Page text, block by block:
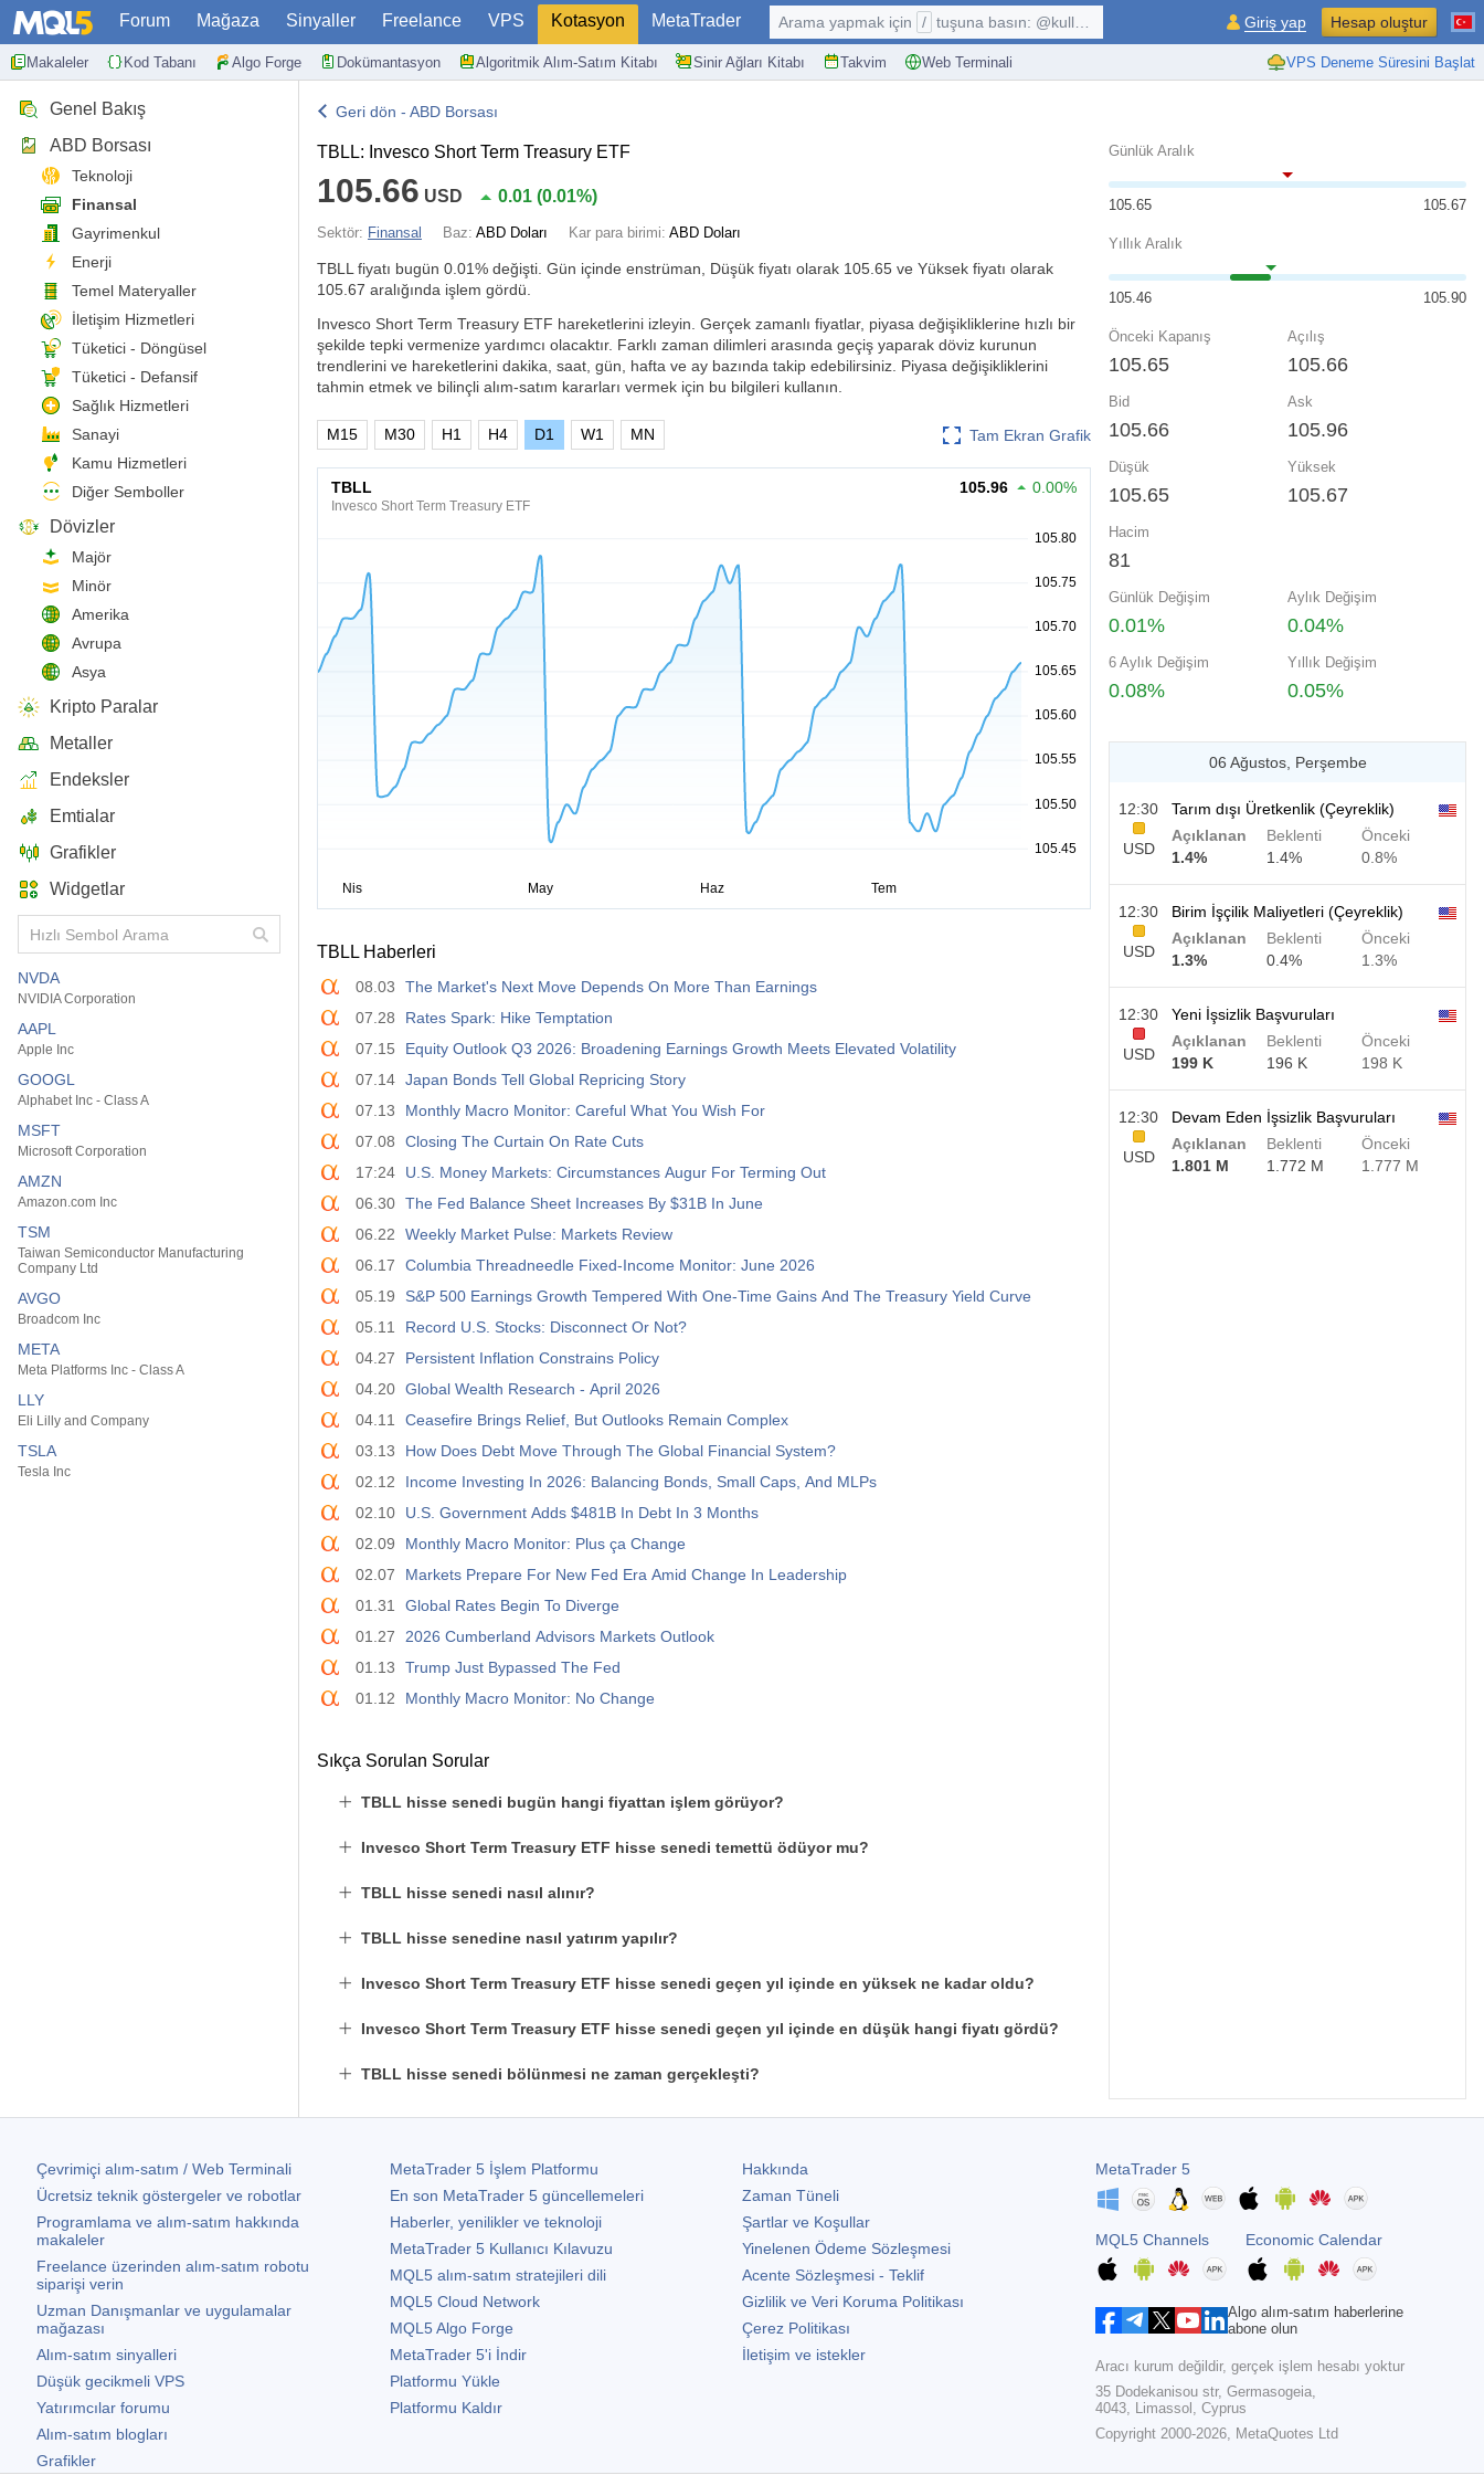
Forum Mağaza Sinyaller Freelance VPS Kotasyon MetaTrader
Makaleler Kod Tabanı Algo Forge Dokümantasyon Algoritmik Alım-Satım Kitabı Sinir Ağları Kitabı Takvim Web Terminali VPS Deneme Süresini Başlat
Arama yapmak için / tuşuna basın: @kullanıcı, $sembol, ... Giriş yap Hesap oluştur
Genel Bakış
ABD Borsası
Teknoloji
Finansal
Gayrimenkul
Enerji
Temel Materyaller
İletişim Hizmetleri
Tüketici - Döngüsel
Tüketici - Defansif
Sağlık Hizmetleri
Sanayi
Kamu Hizmetleri
Diğer Semboller
Dövizler
Majör
Minör
Amerika
Avrupa
Asya
Kripto Paralar
Metaller
Endeksler
Emtialar
Grafikler
Widgetlar
NVDA
NVIDIA Corporation
AAPL
Apple Inc
GOOGL
Alphabet Inc - Class A
MSFT
Microsoft Corporation
AMZN
Amazon.com Inc
TSM
Taiwan Semiconductor Manufacturing
Company Ltd
AVGO
Broadcom Inc
META
Meta Platforms Inc - Class A
LLY
Eli Lilly and Company
TSLA
Tesla Inc
Geri dön - ABD Borsası
TBLL: Invesco Short Term Treasury ETF
105.66 USD 0.01 (0.01%)
Sektör: Finansal Baz: ABD Doları Kar para birimi: ABD Doları
TBLL fiyatı bugün 0.01% değişti. Gün içinde enstrüman, Düşük fiyatı olarak 105.65 ve Yüksek fiyatı olarak
105.67 aralığında işlem gördü.
Invesco Short Term Treasury ETF hareketlerini izleyin. Gerçek zamanlı fiyatlar, piyasa değişikliklerine hızlı bir
şekilde tepki vermenize yardımcı olacaktır. Farklı zaman dilimleri arasında geçiş yaparak döviz kurunun
trendlerini ve hareketlerini dakika, saat, gün, hafta ve ay bazında takip edebilirsiniz. Piyasa değişikliklerini
tahmin etmek ve bilinçli alım-satım kararları vermek için bu bilgileri kullanın.
Tam Ekran Grafik
M15 M30 H1 H4 D1 W1 MN
TBLL
Invesco Short Term Treasury ETF
105.96 0.00%
TBLL Haberleri
08.03
The Market's Next Move Depends On More Than Earnings
07.28
Rates Spark: Hike Temptation
07.15
Equity Outlook Q3 2026: Broadening Earnings Growth Meets Elevated Volatility
07.14 Japan Bonds Tell Global Repricing Story
07.13
Monthly Macro Monitor: Careful What You Wish For
07.08
Closing The Curtain On Rate Cuts
17:24
U.S. Money Markets: Circumstances Augur For Terming Out
06.30 The Fed Balance Sheet Increases By $31B In June
06.22
Weekly Market Pulse: Markets Review
06.17
Columbia Threadneedle Fixed-Income Monitor: June 2026
05.19
S&P 500 Earnings Growth Tempered With One-Time Gains And The Treasury Yield Curve
05.11
Record U.S. Stocks: Disconnect Or Not?
04.27
Persistent Inflation Constrains Policy
04.20 Global Wealth Research - April 2026
04.11
Ceasefire Brings Relief, But Outlooks Remain Complex
03.13
How Does Debt Move Through The Global Financial System?
02.12
Income Investing In 2026: Balancing Bonds, Small Caps, And MLPs
02.10
U.S. Government Adds $481B In Debt In 3 Months
02.09
Monthly Macro Monitor: Plus ça Change
02.07
Markets Prepare For New Fed Era Amid Change In Leadership
01.31
Global Rates Begin To Diverge
01.27
2026 Cumberland Advisors Markets Outlook
01.13
Trump Just Bypassed The Fed
01.12
Monthly Macro Monitor: No Change
Sıkça Sorulan Sorular
TBLL hisse senedi bugün hangi fiyattan işlem görüyor?
Invesco Short Term Treasury ETF hisse senedi temettü ödüyor mu?
TBLL hisse senedi nasıl alınır?
TBLL hisse senedine nasıl yatırım yapılır?
Invesco Short Term Treasury ETF hisse senedi geçen yıl içinde en yüksek ne kadar oldu?
Invesco Short Term Treasury ETF hisse senedi geçen yıl içinde en düşük hangi fiyatı gördü?
TBLL hisse senedi bölünmesi ne zaman gerçekleşti?
Günlük Aralık
105.65 105.67
Yıllık Aralık
105.46 105.90
Önceki Kapanış
105.65
Açılış
105.66
Bid
105.66
Ask
105.96
Düşük
105.65
Yüksek
105.67
Hacim
81
Günlük Değişim
0.01%
Aylık Değişim
0.04%
6 Aylık Değişim
0.08%
Yıllık Değişim
0.05%
06 Ağustos, Perşembe
12:30
USD
Tarım dışı Üretkenlik (Çeyreklik)
Açıklanan
1.4%
Beklenti
1.4%
Önceki
0.8%
12:30
USD
Birim İşçilik Maliyetleri (Çeyreklik)
Açıklanan
1.3%
Beklenti
0.4%
Önceki
1.3%
12:30
USD
Yeni İşsizlik Başvuruları
Açıklanan
199 K
Beklenti
196 K
Önceki
198 K
12:30
USD
Devam Eden İşsizlik Başvuruları
Açıklanan
1.801 M
Beklenti
1.772 M
Önceki
1.777 M
Çevrimiçi alım-satım / Web Terminali
Ücretsiz teknik göstergeler ve robotlar
Programlama ve alım-satım hakkında
makaleler
Freelance üzerinden alım-satım robotu
siparişi verin
Uzman Danışmanlar ve uygulamalar
mağazası
Alım-satım sinyalleri
Düşük gecikmeli VPS
Yatırımcılar forumu
Alım-satım blogları
Grafikler
MetaTrader 5İşlem Platformu
En son MetaTrader 5güncellemeleri
Haberler, yenilikler ve teknoloji
MetaTrader 5Kullanıcı Kılavuzu
MQL5 alım-satım stratejileri dili
MQL5 Cloud Network
MQL5 Algo Forge
MetaTrader 5'i İndir
Platformu Yükle
Platformu Kaldır
Hakkında
Zaman Tüneli
Şartlar ve Koşullar
Yinelenen Ödeme Sözleşmesi
Acente Sözleşmesi - Teklif
Gizlilik ve Veri Koruma Politikası
Çerez Politikası
İletişim ve istekler
MetaTrader 5
MQL5 Channels Economic Calendar
Algo alım-satım haberlerine
abone olun
Aracı kurum değildir, gerçek işlem hesabı yoktur
35 Dodekanisou str, Germasogeia,
4043, Limassol, Cyprus
Copyright 2000-2026, MetaQuotes Ltd